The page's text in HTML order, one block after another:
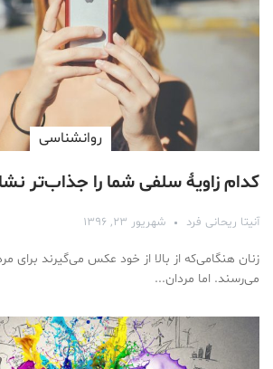
روانشناسی
کدام زاویۀ سلفی شما را جذاب‌تر
آنیتا ریحانی فرد شهریور ۲۳, ۱۳۹۶
زنان هنگامی‌که از بالا از خود عکس می‌گیرند برای
می‌رسند. اما مردان...